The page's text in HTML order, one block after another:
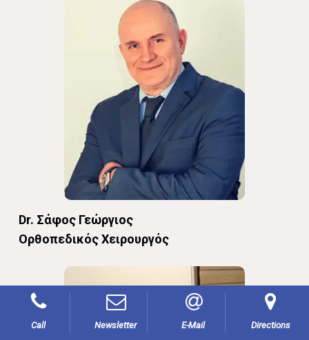
Dr. Σάφος Γεώργιος
Oρθοπεδικός Χειρουργός
Call Newsletter E-Mail Directions